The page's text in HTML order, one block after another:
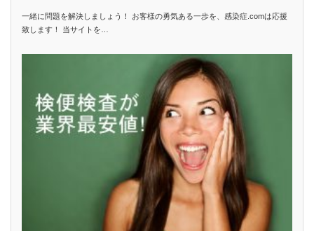
一緒に問題を解決しましょう！ お客様の勇気ある一歩を、感染症.comは応援
致します！ 当サイトを…